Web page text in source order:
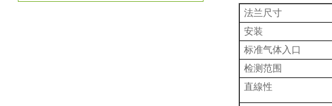
法兰尺寸
安装
标准气体入口
检测范围
直線性